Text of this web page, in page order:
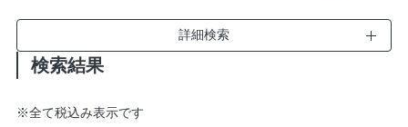
詳細検索
く
検索結果
※全て税込み表示です